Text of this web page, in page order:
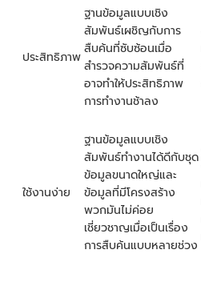
ประสิทธิภาพ
ฐานข้อมูลแบบเชิง
สัมพันธ์เผชิญกับการ
สืบค้นที่ซับซ้อนเมื่อ
สำรวจความสัมพันธ์ที่
อาจทำให้ประสิทธิภาพ
การทำงานช้าลง
ใช้งานง่าย
ฐานข้อมูลแบบเชิง
สัมพันธ์ทำงานได้ดีกับชุด
ข้อมูลขนาดใหญ่และ
ข้อมูลที่มีโครงสร้าง
พวกมันไม่ค่อย
เชี่ยวชาญเมื่อเป็นเรื่อง
การสืบค้นแบบหลายช่วง